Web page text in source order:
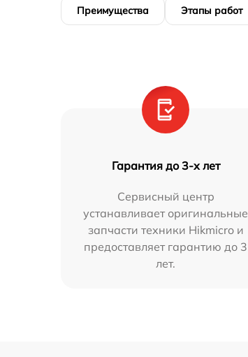
Преимущества Этапы работ
Гарантия до 3-х лет
Сервисный центр
устанавливает оригинальные
запчасти техники Hikmicro и
предоставляет гарантию до 3
лет.